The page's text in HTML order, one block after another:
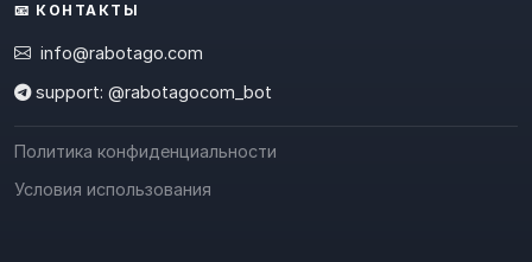
📧 КОНТАКТЫ
info@rabotago.com
support: @rabotagocom_bot
Политика конфиденциальности
Условия использования